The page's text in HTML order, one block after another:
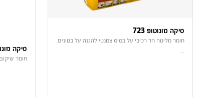
סיקה מונוטופ 723
חומר מליטה חד רכיבי על בסיס צמנטי להגנה על בטונים,
…
סיקה
חומר